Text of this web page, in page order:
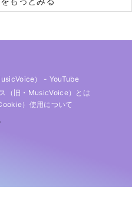
） - YouTube
（旧・MusicVoice）とは
）使用について